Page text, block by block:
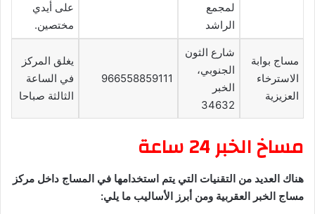
لمجمع
الراشد
على أيدي
مختصين.
مساج بوابة
الاسترخاء
العزيزية
شارع الثون
الجنوبي،
الخبر
34632
966558859111
يغلق المركز
في الساعة
الثالثة صباحا
مساخ الخبر 24 ساعة
هناك العديد من التقنيات التي يتم استخدامها في المساج داخل مركز
مساج الخبر العقربية ومن أبرز الأساليب ما يلي: